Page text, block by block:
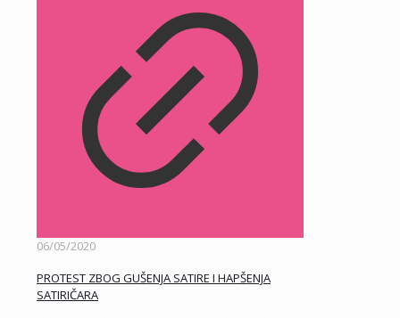
06/05/2020
PROTEST ZBOG GUŠENJA SATIRE I HAPŠENJA
SATIRIČARA